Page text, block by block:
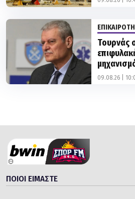
90% των
09.08.26 | 10:01
ΠΟΙΟΙ ΕΙΜΑΣΤΕ
ΚΑΤΗΓΟΡΙΕΣ